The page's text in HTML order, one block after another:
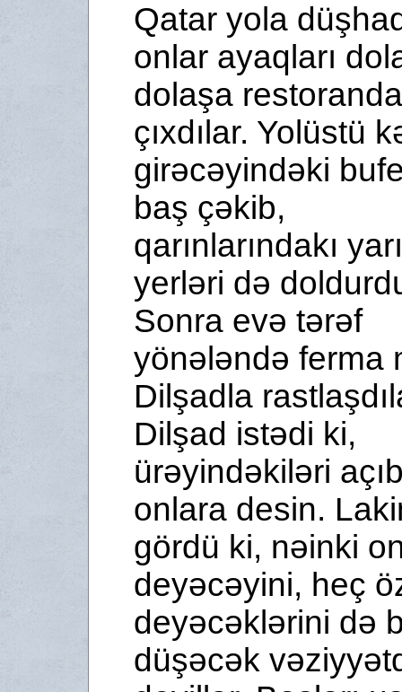
Qatar yola
onlar ayaqları
dolaşa
çıxdılar. Yolüstü
girəcəyindəki
baş çəkib,
qarınlarındakı
yerləri də
Sonra evə tərəf
yönələndə ferma
Dilşadla
Dilşad istədi ki,
ürəyindəkiləri
onlara desin.
gördü ki, nəinki
deyəcəyini, heç
deyəcəklərini də
düşəcək